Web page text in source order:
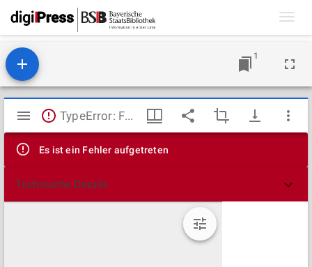
1
Mirador
Viewer
TypeError: Failed to fetch
Es ist ein Fehler aufgetreten
Technische Details